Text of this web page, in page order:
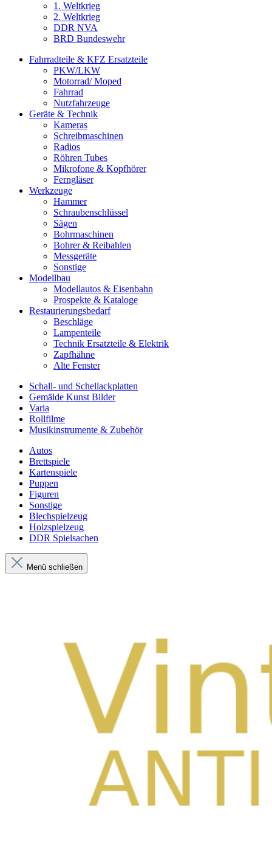
1. Weltkrieg
2. Weltkrieg
DDR NVA
BRD Bundeswehr
Fahrradteile & KFZ Ersatzteile
PKW/LKW
Motorrad/ Moped
Fahrrad
Nutzfahrzeuge
Geräte & Technik
Kameras
Schreibmaschinen
Radios
Röhren Tubes
Mikrofone & Kopfhörer
Ferngläser
Werkzeuge
Hammer
Schraubenschlüssel
Sägen
Bohrmaschinen
Bohrer & Reibahlen
Messgeräte
Sonstige
Modellbau
Modellautos & Eisenbahn
Prospekte & Kataloge
Restaurierungsbedarf
Beschläge
Lampenteile
Technik Ersatzteile & Elektrik
Zapfhähne
Alte Fenster
Schall- und Schellackplatten
Gemälde Kunst Bilder
Varia
Rollfilme
Musikinstrumente & Zubehör
Autos
Brettspiele
Kartenspiele
Puppen
Figuren
Sonstige
Blechspielzeug
Holzspielzeug
DDR Spielsachen
Menü schließen